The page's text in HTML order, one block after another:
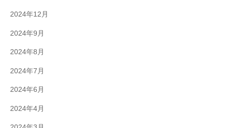
2024年12月
2024年9月
2024年8月
2024年7月
2024年6月
2024年4月